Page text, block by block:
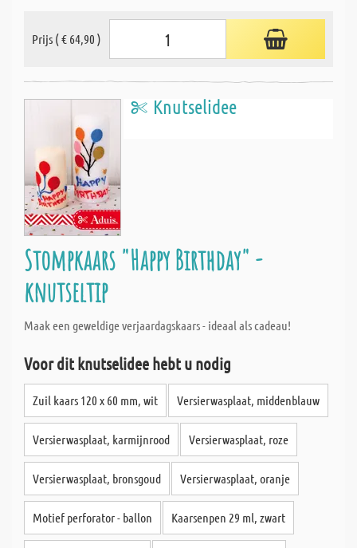
Prijs ( € 64,90 )
Knutselidee
Stompkaars "Happy Birthday" -
knutseltip
Maak een geweldige verjaardagskaars - ideaal als cadeau!
Voor dit knutselidee hebt u nodig
Zuil kaars 120 x 60 mm, wit Versierwasplaat, middenblauw
Versierwasplaat, karmijnrood Versierwasplaat, roze
Versierwasplaat, bronsgoud Versierwasplaat, oranje
Motief perforator - ballon Kaarsenpen 29 ml, zwart